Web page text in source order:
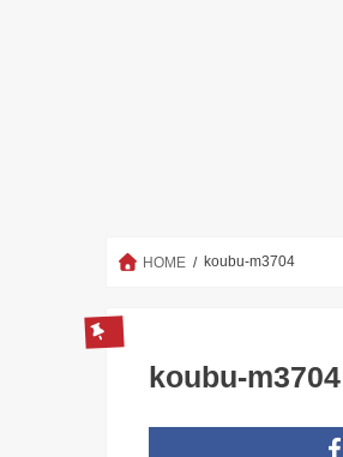
HOME koubu-m3704
koubu-m3704